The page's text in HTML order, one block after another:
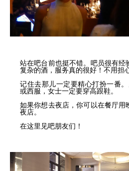
站在吧台前也挺不错。吧员很有经
复杂的酒，服务真的很好！不用担
记住去那儿一定要精心打扮一番
或西服，女士一定要穿高跟鞋。
如果你想去夜店，你可以在餐厅用
夜店。
在这里见吧朋友们！